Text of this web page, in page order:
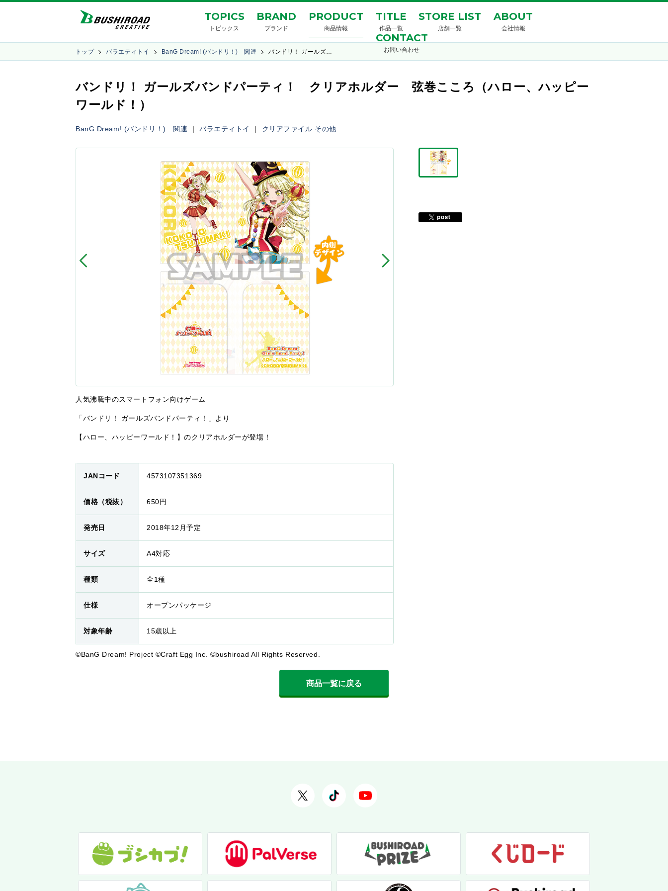
TOPICS
トピックス
BRAND
ブランド
PRODUCT
商品情報
TITLE
作品一覧
STORE LIST
店舗一覧
ABOUT
会社情報
CONTACT
お問い合わせ
トップ バラエティトイ BanG Dream! (バンドリ！) 関連 バンドリ！ ガールズ…
バンドリ！ ガールズバンドパーティ！ クリアホルダー 弦巻こころ（ハロー、ハッピー
ワールド！）
BanG Dream! (バンドリ！) 関連 ｜バラエティトイ ｜ クリアファイル その他
人気沸騰中のスマートフォン向けゲーム
「バンドリ！ ガールズバンドパーティ！」より
【ハロー、ハッピーワールド！】のクリアホルダーが登場！
JANコード 4573107351369
価格（税抜） 650円
発売日 2018年12月予定
サイズ A4対応
種類 全1種
仕様 オープンパッケージ
対象年齢 15歳以上
©BanG Dream! Project ©Craft Egg Inc. ©bushiroad All Rights Reserved.
商品一覧に戻る